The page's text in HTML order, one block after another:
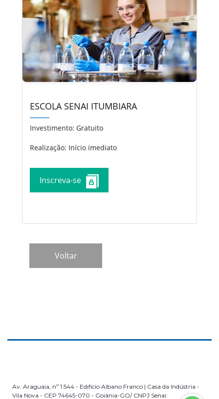
ESCOLA SENAI ITUMBIARA
Investimento: Gratuito
Realização: Início imediato
Inscreva-se
Av. Araguaia, nº 1.544 - Edifício Albano Franco | Casa da Indústria -
Vila Nova - CEP 74645-070 - Goiânia-GO/ CNPJ Senai: